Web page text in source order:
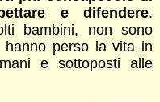
e difendere.
bambini, non sono
hanno perso la vita in
e sottoposti alle